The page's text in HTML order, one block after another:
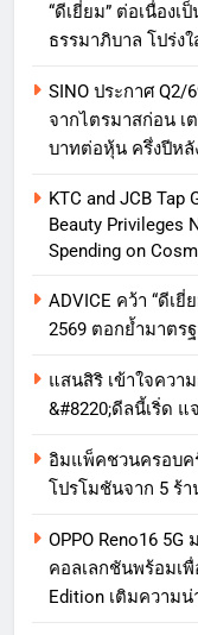
“ดีเยี่ยม” ต่อเนื่อง
ธรรมาภิบาล โปร่ง
SINO ประกาศ
จากไตรมาสก่อน เ
บาทต่อหุ้น ครึ่งปีหลั
KTC and JCB Tap
Beauty Privileges
Spending on
ADVICE คว้า “ดีเ
2569 ตอกย้ำมาตร
แสนสิริ เข้าใจควา
&#8220;ดีลนี้เริ่ด
อิมแพ็คชวนครอบค
โปรโมชันจาก 5 ร้
OPPO Reno16
คอลเลกชันพร้อมเ
Edition เติมความ